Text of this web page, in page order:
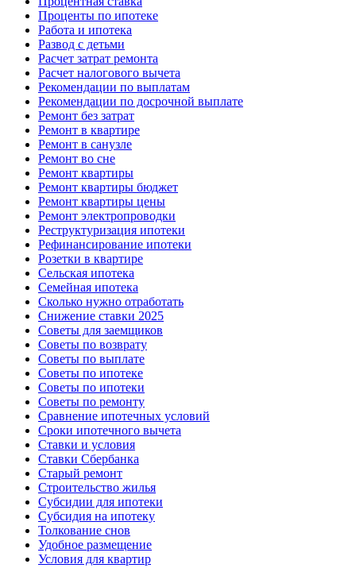
Проценты по ипотеке
Работа и ипотека
Развод с детьми
Расчет затрат ремонта
Расчет налогового вычета
Рекомендации по выплатам
Рекомендации по досрочной выплате
Ремонт без затрат
Ремонт в квартире
Ремонт в санузле
Ремонт во сне
Ремонт квартиры
Ремонт квартиры бюджет
Ремонт квартиры цены
Ремонт электропроводки
Реструктуризация ипотеки
Рефинансирование ипотеки
Розетки в квартире
Сельская ипотека
Семейная ипотека
Сколько нужно отработать
Снижение ставки 2025
Советы для заемщиков
Советы по возврату
Советы по выплате
Советы по ипотеке
Советы по ипотеки
Советы по ремонту
Сравнение ипотечных условий
Сроки ипотечного вычета
Ставки и условия
Ставки Сбербанка
Старый ремонт
Строительство жилья
Субсидии для ипотеки
Субсидия на ипотеку
Толкование снов
Удобное размещение
Условия для квартир